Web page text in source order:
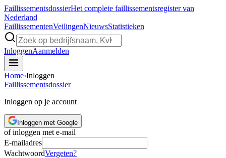
FaillissementsdossierHet complete faillissementsregister van
Nederland
FaillissementenVeilingenNieuwsStatistieken
InloggenAanmelden
Home›Inloggen
Faillissementsdossier
Inloggen op je account
Inloggen met Google
of inloggen met e-mail
E-mailadres
WachtwoordVergeten?